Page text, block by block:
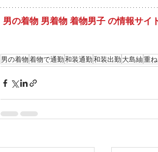
男の着物 男着物 着物男子 の情報サイ
男の着物着物で通勤和装通勤和装出勤 大島紬重